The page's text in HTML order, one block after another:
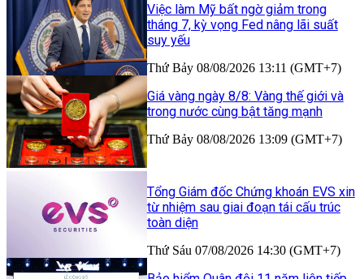
Việc làm Mỹ bất ngờ giảm trong
tháng 7, kỳ vọng Fed nâng lãi suất
suy yếu
Thứ Bảy 08/08/2026 13:11 (GMT+7)
Giá vàng ngày 8/8: Vàng thế giới và
trong nước cùng bật tăng mạnh
Thứ Bảy 08/08/2026 13:09 (GMT+7)
Tổng Giám đốc Chứng khoán EVS xin
từ nhiệm sau giai đoạn tái cấu trúc
toàn diện
Thứ Sáu 07/08/2026 14:30 (GMT+7)